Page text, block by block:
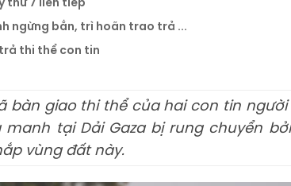
ngừng bắn, trì hoãn trao trả ...
thi thể con tin
bàn giao thi thể của hai con tin người
tại Dải Gaza bị rung chuyển
vùng đất này.